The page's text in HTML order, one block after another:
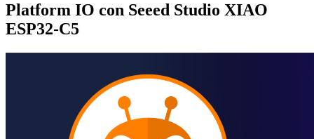
Platform IO con Seeed Studio XIAO
ESP32-C5